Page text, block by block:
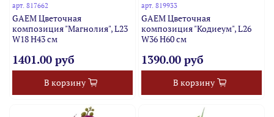
арт.817662
GAEM Цветочная
композиция "Магнолия", L23
W18 H43 см
1401.00 руб
В корзину
арт. 819933
GAEM Цветочная
композиция "Кодиеум", L26
W36 H60 см
1390.00 руб
В корзину